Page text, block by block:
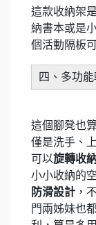
這款收納架
納書本或是
個活動隔板
四、多功
這個腳凳也
僅是洗手、
可以旋轉收
小小收納的
防滑設計 ，
門兩姊妹也